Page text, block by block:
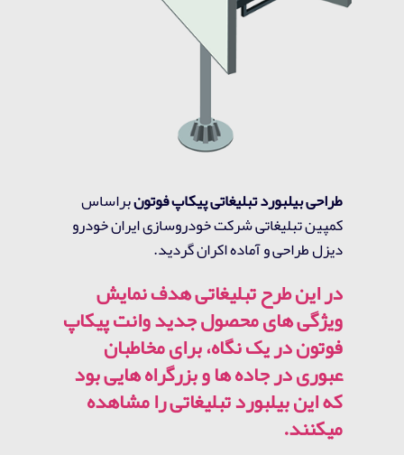
طراحی بیلبورد تبلیغاتی پیکاپ فوتونبراساس
کمپین تبلیغاتی شرکت خودروسازی ایران خودرو
دیزل طراحی و آماده اکران گردید.
در اینطرح تبلیغاتیهدف نمایش
ویژگی های محصول جدید وانت پیکاپ
فوتون در یک نگاه، برای مخاطبان
عبوری در جاده ها و بزرگراه هایی بود
که این بیلبورد تبلیغاتی را مشاهده
میکنند.